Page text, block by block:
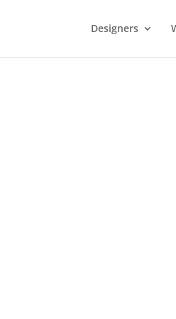
Designers